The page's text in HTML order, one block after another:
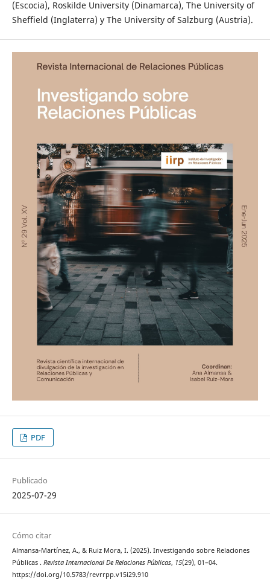
(Escocia), Roskilde University (Dinamarca), The University of
Sheffield (Inglaterra) y The University of Salzburg (Austria).
PDF
Publicado
2025-07-29
Cómo citar
Almansa-Martínez, A., & Ruiz Mora, I. (2025). Investigando sobre Relaciones
Públicas . Revista Internacional De Relaciones Públicas, 15(29), 01–04.
https://doi.org/10.5783/revrrpp.v15i29.910